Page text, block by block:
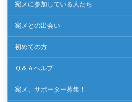
宛メに参加している人たち
宛メとの出会い
初めての方
Ｑ＆Ａヘルプ
宛メ、サポーター募集！